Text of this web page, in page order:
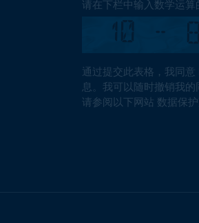
请在下栏中输入数学运算
通过提交此表格，我同意
息。我可以随时撤销我
请参阅以下网站 数据保